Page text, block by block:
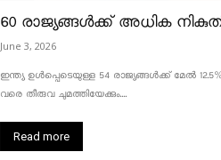
60 രാജ്യങ്ങൾക്ക് അധിക
June 3, 2026
ഇന്ത്യ ഉൾപ്പെടെയുള്ള 54 രാജ്യങ്ങൾക്ക് മേൽ
വരെ തീരുവ ചുമത്തിയേക്കും....
Read more